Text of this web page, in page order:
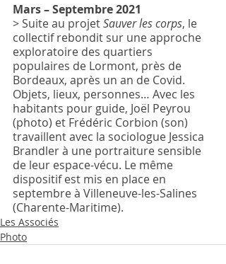
Mars – Septembre 2021
> Suite au projet Sauver les corps, le
collectif rebondit sur une approche
exploratoire des quartiers
populaires de Lormont, près de
Bordeaux, après un an de Covid.
Objets, lieux, personnes… Avec les
habitants pour guide, Joël Peyrou
(photo) et Frédéric Corbion (son)
travaillent avec la sociologue Jessica
Brandler à une portraiture sensible
de leur espace-vécu. Le même
dispositif est mis en place en
septembre à Villeneuve-les-Salines
(Charente-Maritime).
Les Associés
Photo